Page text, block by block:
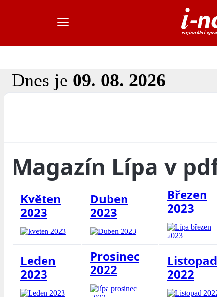
Dnes je 09. 08. 2026
Magazín Lípa v
Květen
2023
Duben
2023
Březen
2023
Leden
2023
Prosinec
2022
Listopad
2022